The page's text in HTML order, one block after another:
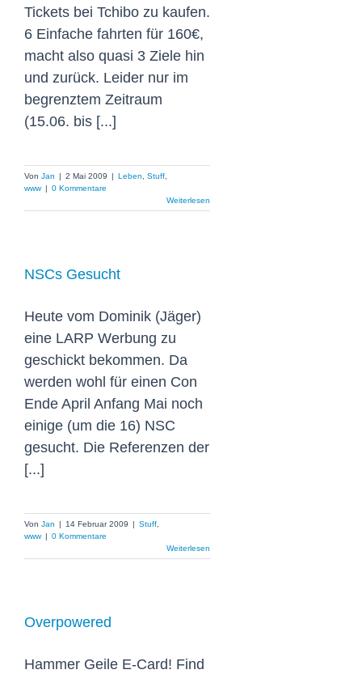
Tickets bei Tchibo zu kaufen.
6 Einfache fahrten für 160€,
macht also quasi 3 Ziele hin
und zurück. Leider nur im
begrenztem Zeitraum
(15.06. bis [...]
Von Jan 2 Mai 2009 Leben, Stuff,
www
0 Kommentare
Weiterlesen
NSCs Gesucht
Heute vom Dominik (Jäger)
eine LARP Werbung zu
geschickt bekommen. Da
werden wohl für einen Con
Ende April Anfang Mai noch
einige (um die 16) NSC
gesucht. Die Referenzen der
[...]
Von Jan 14 Februar 2009 Stuff,
www
0 Kommentare
Weiterlesen
Overpowered
Hammer Geile E-Card! Find